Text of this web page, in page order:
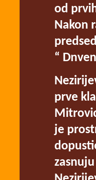
od
Nakon
“
prve
je